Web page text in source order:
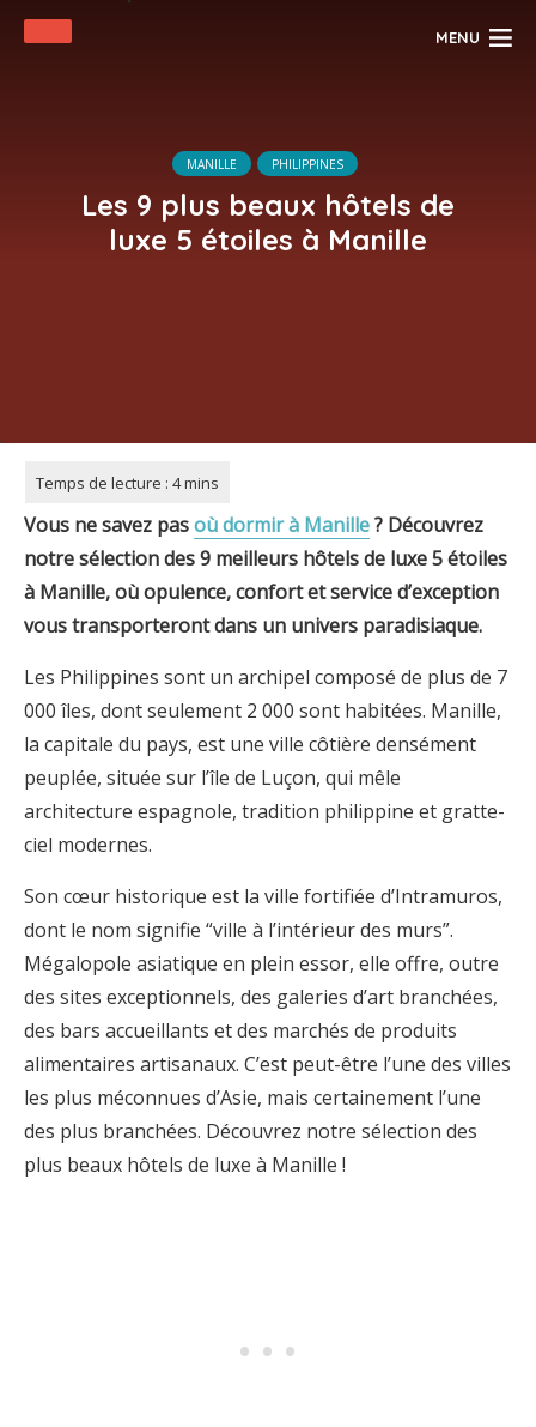
MENU
MANILLE PHILIPPINES
Les 9 plus beaux hôtels de
luxe 5 étoiles à Manille
Vous ne savez pasoù dormir à Manille? Découvrez
notre sélection des 9 meilleurs hôtels de luxe 5 étoiles
à Manille, où opulence, confort et service d’exception
vous transporteront dans un univers paradisiaque.
Les Philippines sont un archipel composé de plus de 7
000 îles, dont seulement 2 000 sont habitées. Manille,
la capitale du pays, est une ville côtière densément
peuplée, située sur l’île de Luçon, qui mêle
architecture espagnole, tradition philippine et gratte-
ciel modernes.
Son cœur historique est la ville fortifiée d’Intramuros,
dont le nom signifie “ville à l’intérieur des murs”.
Mégalopole asiatique en plein essor, elle offre, outre
des sites exceptionnels, des galeries d’art branchées,
des bars accueillants et des marchés de produits
alimentaires artisanaux. C’est peut-être l’une des villes
les plus méconnues d’Asie, mais certainement l’une
des plus branchées. Découvrez notre sélection des
plus beaux hôtels de luxe à Manille !